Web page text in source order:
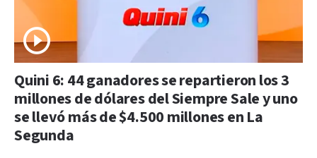
Quini 6: 44 ganadores se repartieron los 3
millones de dólares del Siempre Sale y uno
se llevó más de $4.500 millones en La
Segunda